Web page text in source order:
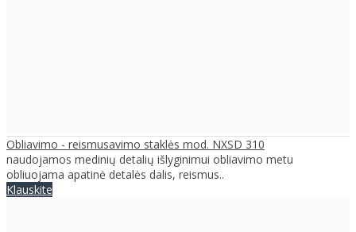
Obliavimo - reismusavimo staklės mod. NXSD 310
naudojamos medinių detalių išlyginimui obliavimo metu
obliuojama apatinė detalės dalis, reismus..
Klauskite